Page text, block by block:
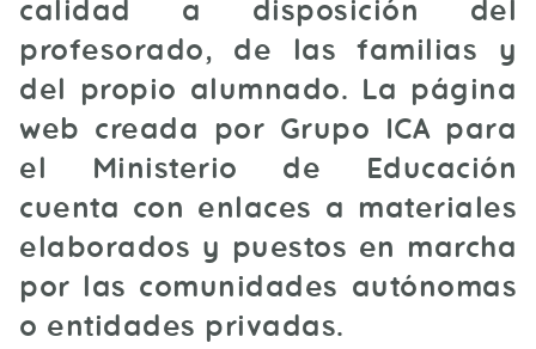
calidad a disposición del
profesorado, de las familias y
del propio alumnado. La página
web creada por Grupo ICA para
el Ministerio de Educación
cuenta con enlaces a materiales
elaborados y puestos en marcha
por las comunidades autónomas
o entidades privadas.